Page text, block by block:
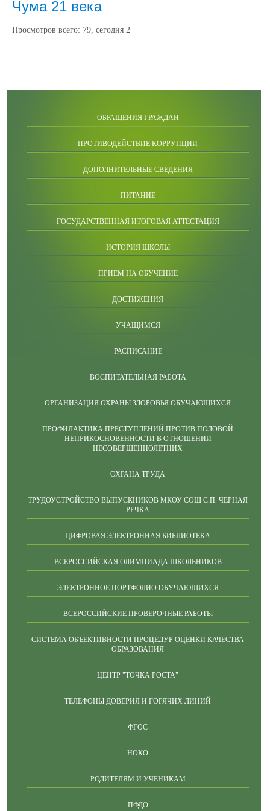
Чума 21 века
Просмотров всего: 79, сегодня 2
ОБРАЩЕНИЯ ГРАЖДАН
ПРОТИВОДЕЙСТВИЕ КОРРУПЦИИ
ДОПОЛНИТЕЛЬНЫЕ СВЕДЕНИЯ
ПИТАНИЕ
ГОСУДАРСТВЕННАЯ ИТОГОВАЯ АТТЕСТАЦИЯ
ИСТОРИЯ ШКОЛЫ
ПРИЕМ НА ОБУЧЕНИЕ
ДОСТИЖЕНИЯ
УЧАЩИМСЯ
РАСПИСАНИЕ
ВОСПИТАТЕЛЬНАЯ РАБОТА
ОРГАНИЗАЦИЯ ОХРАНЫ ЗДОРОВЬЯ ОБУЧАЮЩИХСЯ
ПРОФИЛАКТИКА ПРЕСТУПЛЕНИЙ ПРОТИВ ПОЛОВОЙ
НЕПРИКОСНОВЕННОСТИ В ОТНОШЕНИИ
НЕСОВЕРШЕННОЛЕТНИХ
ОХРАНА ТРУДА
ТРУДОУСТРОЙСТВО ВЫПУСКНИКОВ МКОУ СОШ С.П. ЧЕРНАЯ
РЕЧКА
ЦИФРОВАЯ ЭЛЕКТРОННАЯ БИБЛИОТЕКА
ВСЕРОССИЙСКАЯ ОЛИМПИАДА ШКОЛЬНИКОВ
ЭЛЕКТРОННОЕ ПОРТФОЛИО ОБУЧАЮЩИХСЯ
ВСЕРОССИЙСКИЕ ПРОВЕРОЧНЫЕ РАБОТЫ
СИСТЕМА ОБЪЕКТИВНОСТИ ПРОЦЕДУР ОЦЕНКИ КАЧЕСТВА
ОБРАЗОВАНИЯ
ЦЕНТР "ТОЧКА РОСТА"
ТЕЛЕФОНЫ ДОВЕРИЯ И ГОРЯЧИХ ЛИНИЙ
ФГОС
НОКО
РОДИТЕЛЯМ И УЧЕНИКАМ
ПФДО